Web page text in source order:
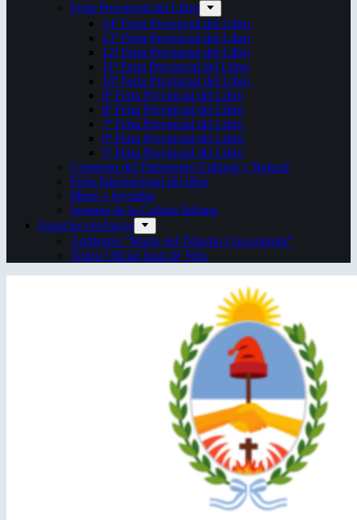
Feria Provincial del Libro
14ª Feria Provincial del Libro
13ª Feria Provincial del Libro
12ª Feria Provincial del Libro
11ª Feria Provincial del Libro
10ª Feria Provincial del Libro
9ª Feria Provincial del Libro
8ª Feria Provincial del Libro
7ª Feria Provincial del Libro
6ª Feria Provincial del Libro
5ª Feria Provincial del Libro
Congreso del Patrimonio Cultural y Natural
Feria Internacional del libro
Mitos y leyendas
Semana de la Cultura Italiana
Espacios escénicos
Anfiteatro “Mario del Tránsito Cocomarola”
Teatro Oficial Juan de Vera